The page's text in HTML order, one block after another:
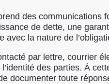
des communications
de dette, une
avec la nature de
par lettre, courrier
l’identité des parties. À
documenter toute